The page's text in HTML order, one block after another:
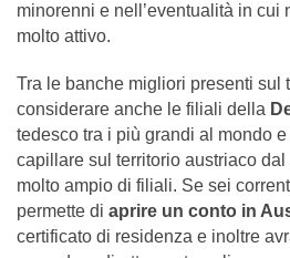
minorenni e nell’eventualità in cui
molto attivo.
Tra le banche migliori presenti sul
considerare anche le filiali della
tedesco tra i più grandi al mondo
capillare sul territorio austriaco
molto ampio di filiali. Se sei
permette di aprire un conto in
certificato di residenza e inoltre